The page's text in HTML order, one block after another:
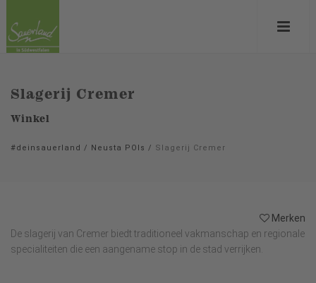
Slagerij Cremer
Winkel
#deinsauerland / Neusta POIs / Slagerij Cremer
Merken
De slagerij van Cremer biedt traditioneel vakmanschap en regionale
specialiteiten die een aangename stop in de stad verrijken.